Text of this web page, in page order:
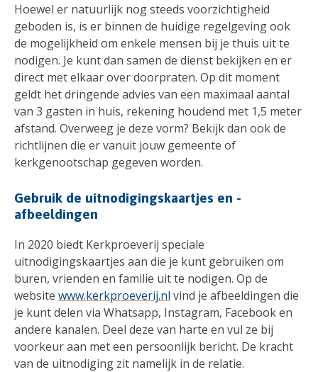
Hoewel er natuurlijk nog steeds voorzichtigheid
geboden is, is er binnen de huidige regelgeving ook
de mogelijkheid om enkele mensen bij je thuis uit te
nodigen. Je kunt dan samen de dienst bekijken en er
direct met elkaar over doorpraten. Op dit moment
geldt het dringende advies van een maximaal aantal
van 3 gasten in huis, rekening houdend met 1,5 meter
afstand. Overweeg je deze vorm? Bekijk dan ook de
richtlijnen die er vanuit jouw gemeente of
kerkgenootschap gegeven worden.
Gebruik de uitnodigingskaartjes en -
afbeeldingen
In 2020 biedt Kerkproeverij speciale
uitnodigingskaartjes aan die je kunt gebruiken om
buren, vrienden en familie uit te nodigen. Op de
website www.kerkproeverij.nl vind je afbeeldingen die
je kunt delen via Whatsapp, Instagram, Facebook en
andere kanalen. Deel deze van harte en vul ze bij
voorkeur aan met een persoonlijk bericht. De kracht
van de uitnodiging zit namelijk in de relatie.